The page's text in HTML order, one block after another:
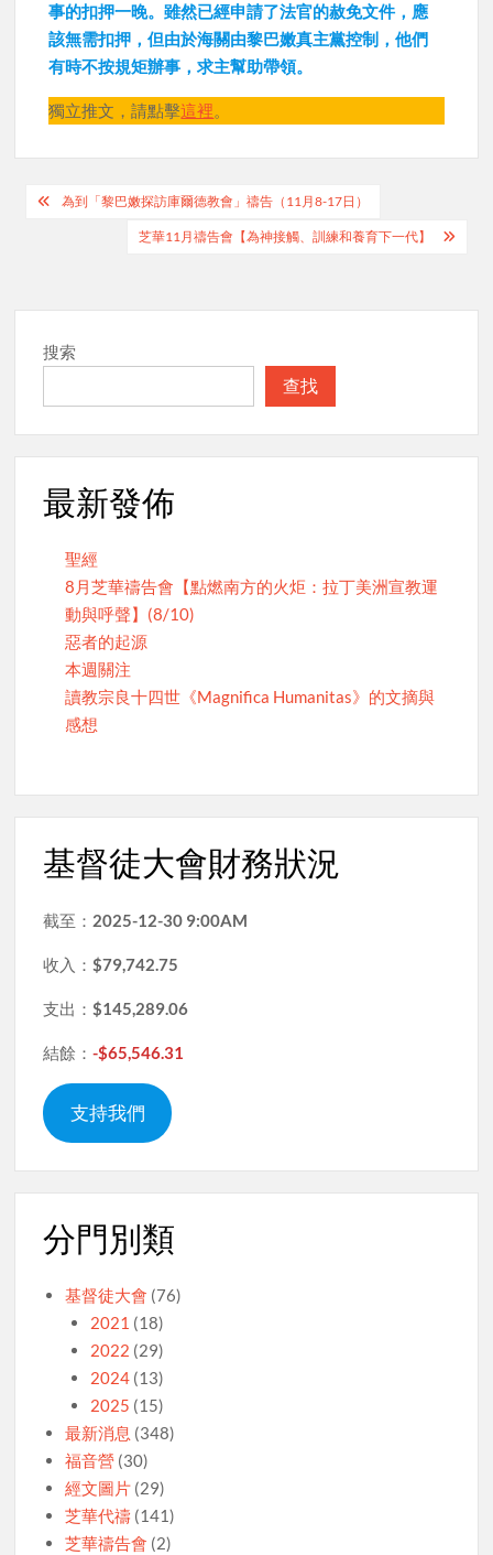
事的扣押一晚。雖然已經申請了法官的赦免文件，應
該無需扣押，但由於海關由黎巴嫩真主黨控制，他們
有時不按規矩辦事，求主幫助帶領。
獨立推文，請點擊這裡。
Post
navigation
為到「黎巴嫩探訪庫爾德教會」禱告（11月8-17日）
芝華11月禱告會【為神接觸、訓練和養育下一代】
搜索
查找
最新發佈
聖經
8月芝華禱告會【點燃南方的火炬：拉丁美洲宣教運
動與呼聲】(8/10)
惡者的起源
本週關注
讀教宗良十四世《Magnifica Humanitas》的文摘與
感想
基督徒大會財務狀況
截至： 2025-12-30 9:00AM
收入： $79,742.75
支出： $145,289.06
結餘：-$65,546.31
支持我們
分門別類
基督徒大會 (76)
2021 (18)
2022 (29)
2024(13)
2025 (15)
最新消息 (348)
福音營 (30)
經文圖片 (29)
芝華代禱 (141)
芝華禱告會 (2)